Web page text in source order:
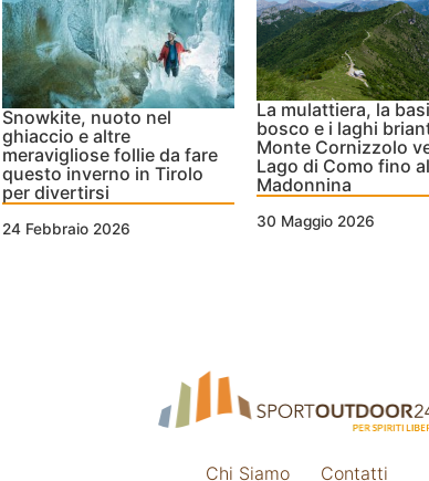
Snowkite, nuoto nel
ghiaccio e altre
meravigliose follie da fare
questo inverno in Tirolo
per divertirsi
24 Febbraio 2026
La mulattiera, la
bosco e i laghi
Monte Cornizzolo
Lago di Como fino
Madonnina
30 Maggio 2026
Chi Siamo Contatti